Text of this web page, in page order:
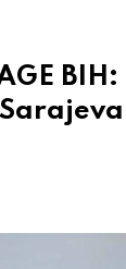
BIH: